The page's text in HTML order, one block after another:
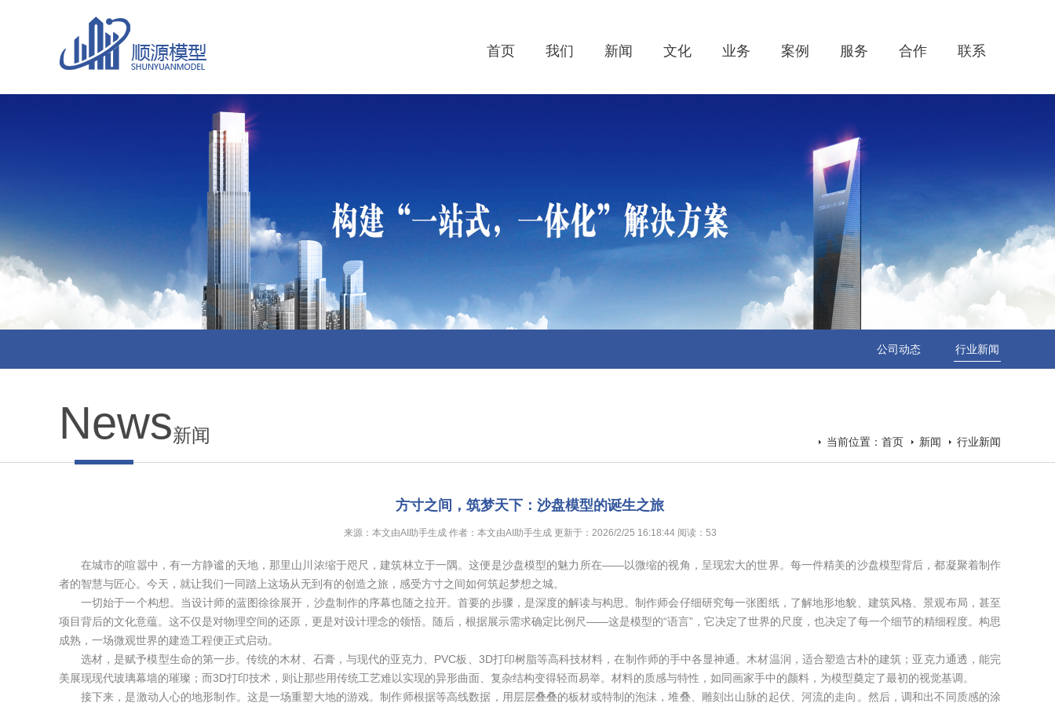
首页 我们 新闻 文化 业务 案例 服务 合作 联系
公司动态 行业新闻
News新闻 当前位置 ： 首页 新闻 行业新闻
方寸之间，筑梦天下：沙盘模型的诞生之旅
来源：本文由AI助手生成 作者：本文由AI助手生成 更新于：2026/2/25 16:18:44 阅读： 53
在城市的喧嚣中，有一方静谧的天地，那里山川浓缩于咫尺，建筑林立于一隅。这便是沙盘模型的魅力所在——以微缩的视角，呈现宏大的世界。每一件精美的沙盘模型背后，都凝聚着制作
者的智慧与匠心。今天，就让我们一同踏上这场从无到有的创造之旅，感受方寸之间如何筑起梦想之城。
一切始于一个构想。当设计师的蓝图徐徐展开，沙盘制作的序幕也随之拉开。首要的步骤，是深度的解读与构思。制作师会仔细研究每一张图纸，了解地形地貌、建筑风格、景观布局，甚至
项目背后的文化意蕴。这不仅是对物理空间的还原，更是对设计理念的领悟。随后，根据展示需求确定比例尺——这是模型的“语言”，它决定了世界的尺度，也决定了每一个细节的精细程度。构思
成熟，一场微观世界的建造工程便正式启动。
选材，是赋予模型生命的第一步。传统的木材、石膏，与现代的亚克力、PVC板、3D打印树脂等高科技材料，在制作师的手中各显神通。木材温润，适合塑造古朴的建筑；亚克力通透，能完
美展现现代玻璃幕墙的璀璨；而3D打印技术，则让那些用传统工艺难以实现的异形曲面、复杂结构变得轻而易举。材料的质感与特性，如同画家手中的颜料，为模型奠定了最初的视觉基调。
接下来，是激动人心的地形制作。这是一场重塑大地的游戏。制作师根据等高线数据，用层层叠叠的板材或特制的泡沫，堆叠、雕刻出山脉的起伏、河流的走向。然后，调和出不同质感的涂